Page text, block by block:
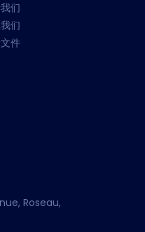
们
们
件
Roseau,